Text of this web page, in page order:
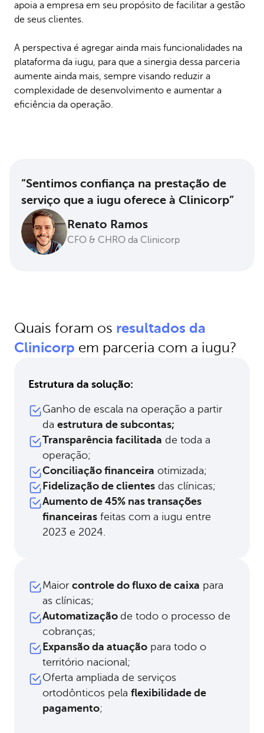
apoia a empresa em seu propósito de facilitar a gestão
de seus clientes.
A perspectiva é agregar ainda mais funcionalidades na
plataforma da iugu, para que a sinergia dessa parceria
aumente ainda mais, sempre visando reduzir a
complexidade de desenvolvimento e aumentar a
eficiência da operação.
”Sentimos confiança na prestação de
serviço que a iugu oferece à Clinicorp”
Renato Ramos
CFO & CHRO da Clinicorp
Quais foram os resultados da
Clinicorp em parceria com a iugu?
Estrutura da solução:
Ganho de escala na operação a partir
da estrutura de subcontas;
Transparência facilitada de toda a
operação;
Conciliação financeira otimizada;
Fidelização de clientes das clínicas;
Aumento de 45% nas transações
financeiras feitas com a iugu entre
2023 e 2024.
Maior controle do fluxo de caixa para
as clínicas;
Automatização de todo o processo de
cobranças;
Expansão da atuação para todo o
território nacional;
Oferta ampliada de serviços
ortodônticos pela flexibilidade de
pagamento;